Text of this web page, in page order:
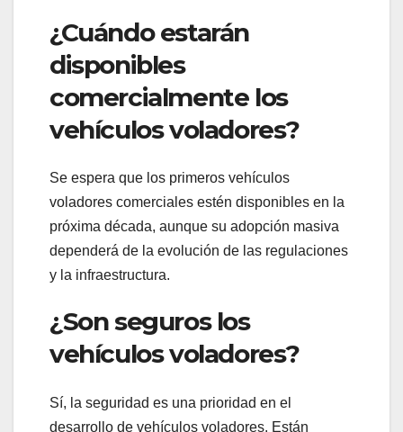
¿Cuándo estarán
disponibles
comercialmente los
vehículos voladores?
Se espera que los primeros vehículos
voladores comerciales estén disponibles en la
próxima década, aunque su adopción masiva
dependerá de la evolución de las regulaciones
y la infraestructura.
¿Son seguros los
vehículos voladores?
Sí, la seguridad es una prioridad en el
desarrollo de vehículos voladores. Están